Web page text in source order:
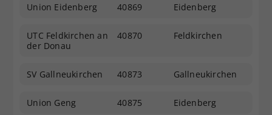
Union Eidenberg 40869 Eidenberg
UTC Feldkirchen an
der Donau
40870 Feldkirchen
SV Gallneukirchen 40873 Gallneukirchen
Union Geng 40875 Eidenberg